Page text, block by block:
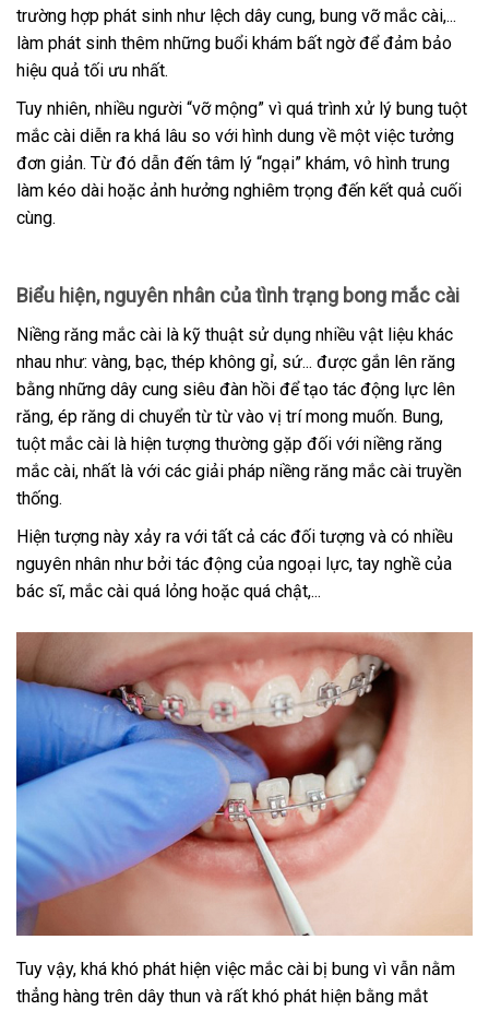
trường hợp phát sinh như lệch dây cung, bung vỡ mắc cài,...
làm phát sinh thêm những buổi khám bất ngờ để đảm bảo
hiệu quả tối ưu nhất.
Tuy nhiên, nhiều người “vỡ mộng” vì quá trình xử lý bung tuột
mắc cài diễn ra khá lâu so với hình dung về một việc tưởng
đơn giản. Từ đó dẫn đến tâm lý “ngại” khám, vô hình trung
làm kéo dài hoặc ảnh hưởng nghiêm trọng đến kết quả cuối
cùng.
Biểu hiện, nguyên nhân của tình trạng bong mắc cài
Niềng răng mắc cài là kỹ thuật sử dụng nhiều vật liệu khác
nhau như: vàng, bạc, thép không gỉ, sứ... được gắn lên răng
bằng những dây cung siêu đàn hồi để tạo tác động lực lên
răng, ép răng di chuyển từ từ vào vị trí mong muốn. Bung,
tuột mắc cài là hiện tượng thường gặp đối với niềng răng
mắc cài, nhất là với các giải pháp niềng răng mắc cài truyền
thống.
Hiện tượng này xảy ra với tất cả các đối tượng và có nhiều
nguyên nhân như bởi tác động của ngoại lực, tay nghề của
bác sĩ, mắc cài quá lỏng hoặc quá chật,...
Tuy vậy, khá khó phát hiện việc mắc cài bị bung vì vẫn nằm
thẳng hàng trên dây thun và rất khó phát hiện bằng mắt